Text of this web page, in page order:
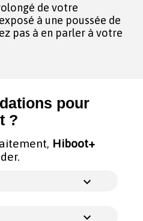
de votre
à une poussée de
pas à en parler à votre
pour
?
Hiboot+